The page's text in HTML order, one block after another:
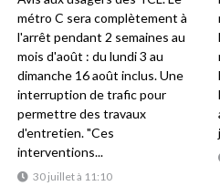
30 juillet à 11:10
métro C sera complètement à
l'arrêt pendant 2 semaines au
mois d'août : du lundi 3 au
dimanche 16 août inclus. Une
interruption de trafic pour
permettre des travaux
d'entretien. "Ces
interventions...